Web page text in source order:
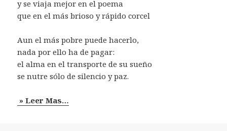
y se viaja mejor en el poema
que en el más brioso y rápido corcel
Aun el más pobre puede hacerlo,
nada por ello ha de pagar:
el alma en el transporte de su sueño
se nutre sólo de silencio y paz.
» Leer Mas…